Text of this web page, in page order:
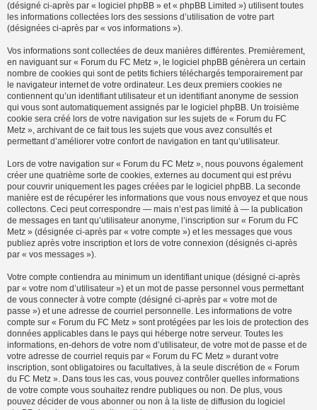
(désigné ci-après par « logiciel phpBB » et « phpBB Limited ») utilisent toutes
les informations collectées lors des sessions d’utilisation de votre part
(désignées ci-après par « vos informations »).
Vos informations sont collectées de deux manières différentes. Premièrement,
en naviguant sur « Forum du FC Metz », le logiciel phpBB génèrera un certain
nombre de cookies qui sont de petits fichiers téléchargés temporairement par
le navigateur internet de votre ordinateur. Les deux premiers cookies ne
contiennent qu’un identifiant utilisateur et un identifiant anonyme de session
qui vous sont automatiquement assignés par le logiciel phpBB. Un troisième
cookie sera créé lors de votre navigation sur les sujets de « Forum du FC
Metz », archivant de ce fait tous les sujets que vous avez consultés et
permettant d’améliorer votre confort de navigation en tant qu’utilisateur.
Lors de votre navigation sur « Forum du FC Metz », nous pouvons également
créer une quatrième sorte de cookies, externes au document qui est prévu
pour couvrir uniquement les pages créées par le logiciel phpBB. La seconde
manière est de récupérer les informations que vous nous envoyez et que nous
collectons. Ceci peut correspondre — mais n’est pas limité à — la publication
de messages en tant qu’utilisateur anonyme, l’inscription sur « Forum du FC
Metz » (désignée ci-après par « votre compte ») et les messages que vous
publiez après votre inscription et lors de votre connexion (désignés ci-après
par « vos messages »).
Votre compte contiendra au minimum un identifiant unique (désigné ci-après
par « votre nom d’utilisateur ») et un mot de passe personnel vous permettant
de vous connecter à votre compte (désigné ci-après par « votre mot de
passe ») et une adresse de courriel personnelle. Les informations de votre
compte sur « Forum du FC Metz » sont protégées par les lois de protection des
données applicables dans le pays qui héberge notre serveur. Toutes les
informations, en-dehors de votre nom d’utilisateur, de votre mot de passe et de
votre adresse de courriel requis par « Forum du FC Metz » durant votre
inscription, sont obligatoires ou facultatives, à la seule discrétion de « Forum
du FC Metz ». Dans tous les cas, vous pouvez contrôler quelles informations
de votre compte vous souhaitez rendre publiques ou non. De plus, vous
pouvez décider de vous abonner ou non à la liste de diffusion du logiciel